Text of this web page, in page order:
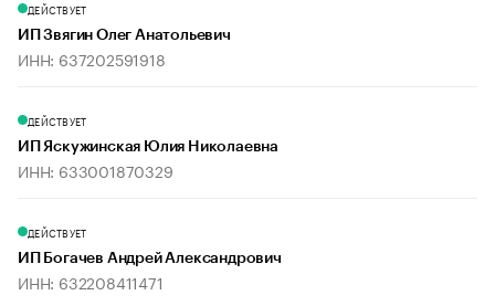
ДЕЙСТВУЕТ
ИП Звягин Олег Анатольевич
ИНН: 637202591918
ДЕЙСТВУЕТ
ИП Яскужинская Юлия Николаевна
ИНН: 633001870329
ДЕЙСТВУЕТ
ИП Богачев Андрей Александрович
ИНН: 632208411471